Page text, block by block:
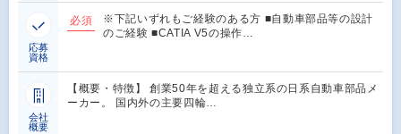
応募
資格
必須
※下記いずれもご経験のある方 ■自動車部品等の設計
のご経験 ■CATIA V5の操作…
会社
概要
【概要・特徴】 創業50年を超える独立系の日系自動車部品メ
ーカー。 国内外の主要四輪…